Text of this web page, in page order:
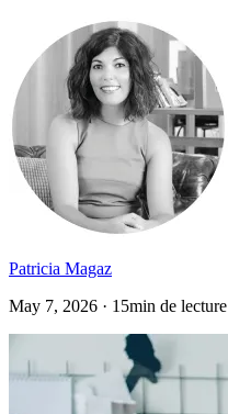
Patricia Magaz
May 7, 2026 · 15min de lecture